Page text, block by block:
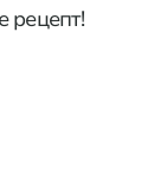
рецепт!